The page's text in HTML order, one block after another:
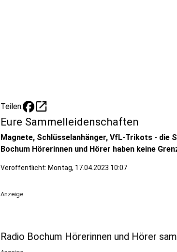
Teilen: open_in_new
Eure Sammelleidenschaften
Magnete, Schlüsselanhänger, VfL-Trikots - die
Bochum Hörerinnen und Hörer haben keine
Veröffentlicht: Montag, 17.04.2023 10:07
Anzeige
Radio Bochum Hörerinnen und Hörer